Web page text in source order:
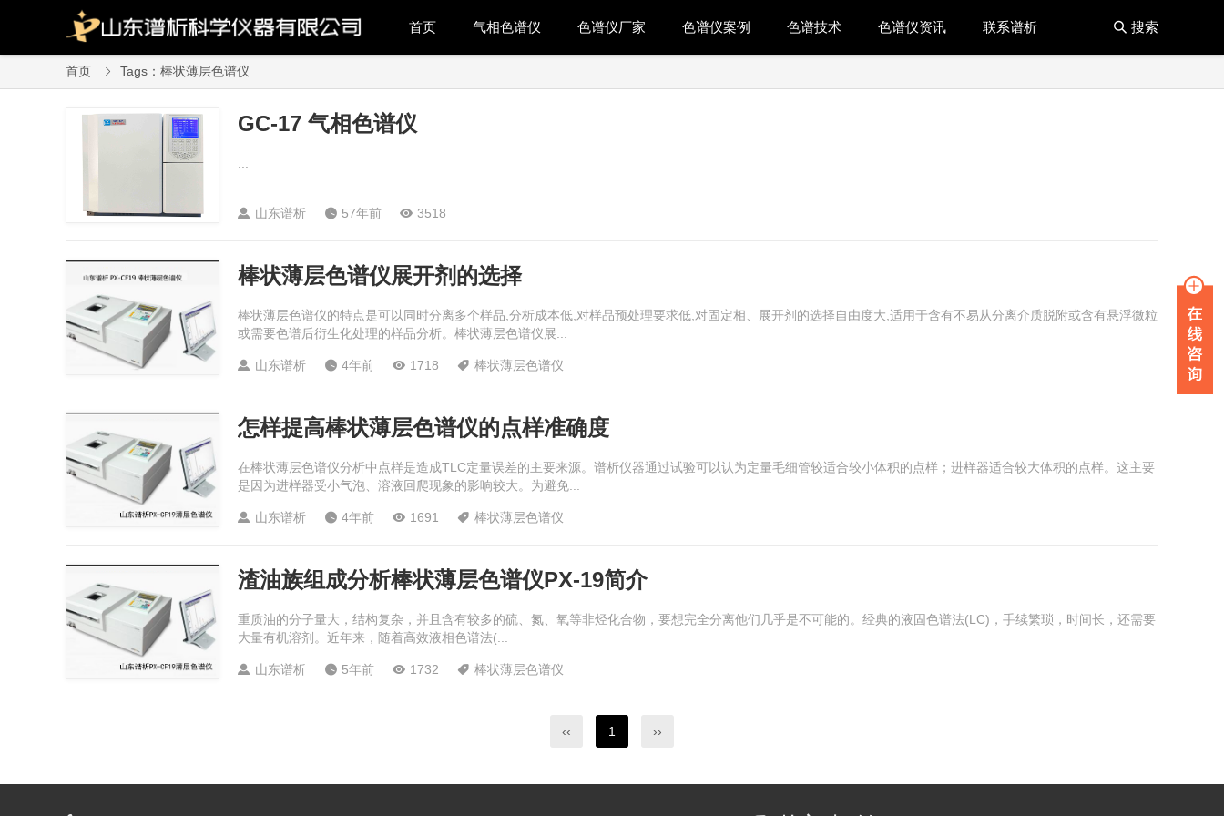
首页 气相色谱仪 色谱仪厂家 色谱仪案例 色谱技术 色谱仪资讯 联系谱析  搜索
首页  Tags：棒状薄层色谱仪
GC-17 气相色谱仪
 山东谱析  57年前  3518
棒状薄层色谱仪展开剂的选择
棒状薄层色谱仪的特点是可以同时分离多个样品,分析成本低,对样品预处理要求低,对固定相、展开剂的选择自由度大,适用于含有不易从分离介质脱附或含有悬浮微粒
或需要色谱后衍生化处理的样品分析。棒状薄层色谱仪展...
 山东谱析  4年前  1718  棒状薄层色谱仪
怎样提高棒状薄层色谱仪的点样准确度
在棒状薄层色谱仪分析中点样是造成TLC定量误差的主要来源。谱析仪器通过试验可以认为定量毛细管较适合较小体积的点样；进样器适合较大体积的点样。这主要
是因为进样器受小气泡、溶液回爬现象的影响较大。为避免...
 山东谱析  4年前  1691  棒状薄层色谱仪
渣油族组成分析棒状薄层色谱仪PX-19简介
重质油的分子量大，结构复杂，并且含有较多的硫、氮、氧等非烃化合物，要想完全分离他们几乎是不可能的。经典的液固色谱法(LC)，手续繁琐，时间长，还需要
大量有机溶剂。近年来，随着高效液相色谱法(...
 山东谱析  5年前  1732  棒状薄层色谱仪
‹‹ 1 ››